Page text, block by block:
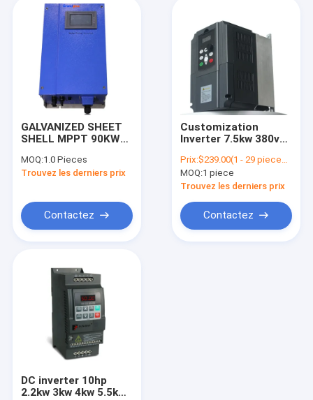
Inverseur triphasé
inverseur solaire de pompe
Onduleur AC Réacteur
Servo moteur à courant alternatif
Écran tactile de HMI
Commande de moteur pas à pas
GALVANIZED SHEET
SHELL MPPT 90KW
PHASE DC 800V AC
380V to 440V SOLAR
MOQ:1.0 Pieces
Trouvez les derniers prix
Contactez
Customization
Inverter 7.5kw 380v
Phase Motor
330*198*235 Speed ​​
Inverter
Prix:$239.00(1 - 29 pieces) $237.00(30 - 49 pieces) $235.00(>=50 pieces)
MOQ:1 piece
Trouvez les derniers prix
Contactez
DC inverter 10hp
2.2kw 3kw 4kw 5.5kw